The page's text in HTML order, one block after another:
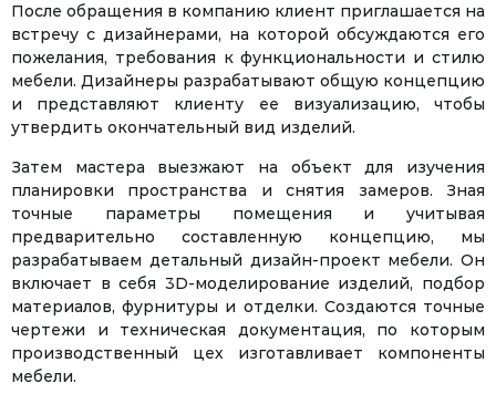
После обращения в компанию клиент приглашается на
встречу с дизайнерами, на которой обсуждаются его
пожелания, требования к функциональности и стилю
мебели. Дизайнеры разрабатывают общую концепцию
и представляют клиенту ее визуализацию, чтобы
утвердить окончательный вид изделий.
Затем мастера выезжают на объект для изучения
планировки пространства и снятия замеров. Зная
точные параметры помещения и учитывая
предварительно составленную концепцию, мы
разрабатываем детальный дизайн-проект мебели. Он
включает в себя 3D-моделирование изделий, подбор
материалов, фурнитуры и отделки. Создаются точные
чертежи и техническая документация, по которым
производственный цех изготавливает компоненты
мебели.